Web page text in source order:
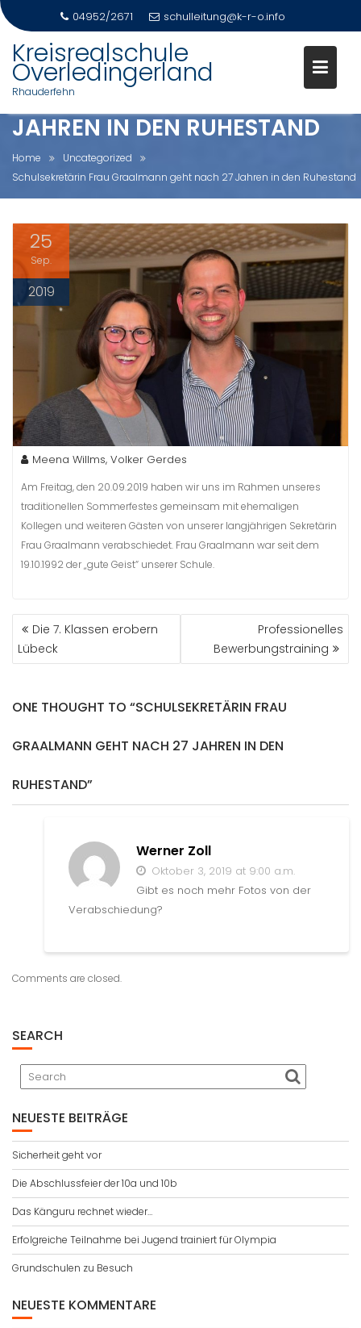
content
04952/2671 schulleitung@k-r-o.info
Kreisrealschule
Overledingerland
Rhauderfehn
SCHULSEKRETÄRIN FRAU
GRAALMANN GEHT NACH 27
JAHREN IN DEN RUHESTAND
Home
Uncategorized
Schulsekretärin Frau Graalmann geht nach 27 Jahren in den Ruhestand
25
Sep.
2019
Meena Willms, Volker Gerdes
Am Freitag, den 20.09.2019 haben wir uns im Rahmen unseres
traditionellen Sommerfestes gemeinsam mit ehemaligen
Kollegen und weiteren Gästen von unserer langjährigen Sekretärin
Frau Graalmann verabschiedet. Frau Graalmann war seit dem
19.10.1992 der „gute Geist“ unserer Schule.
BEITRAGSNAVIGATION
Die 7. Klassen erobern
Lübeck
Professionelles
Bewerbungstraining
ONE THOUGHT TO “SCHULSEKRETÄRIN FRAU
GRAALMANN GEHT NACH 27 JAHREN IN DEN
RUHESTAND”
Werner Zoll
Oktober 3, 2019 at 9:00 a.m.
Gibt es noch mehr Fotos von der
Verabschiedung?
Comments are closed.
SEARCH
NEUESTE BEITRÄGE
Sicherheit geht vor
Die Abschlussfeier der 10a und 10b
Das Känguru rechnet wieder…
Erfolgreiche Teilnahme bei Jugend trainiert für Olympia
Grundschulen zu Besuch
NEUESTE KOMMENTARE